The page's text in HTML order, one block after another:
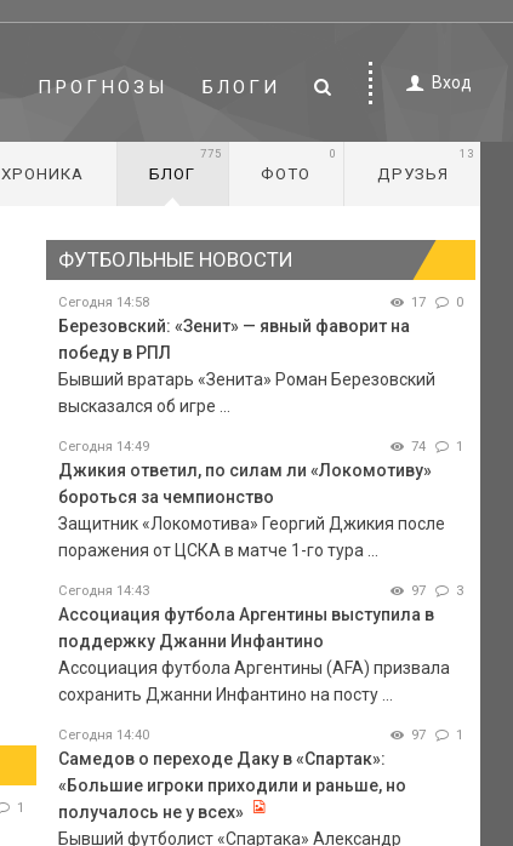
ПРОГНОЗЫ БЛОГИ Вход
ХРОНИКА БЛОГ
775
ФОТО
0
ДРУЗЬЯ
13
1
ФУТБОЛЬНЫЕ НОВОСТИ
Сегодня 14:58 17 0
Березовский: «Зенит» — явный фаворит на
победу в РПЛ
Бывший вратарь «Зенита» Роман Березовский
высказался об игре ...
Сегодня 14:49 74 1
Джикия ответил, по силам ли «Локомотиву»
бороться за чемпионство
Защитник «Локомотива» Георгий Джикия после
поражения от ЦСКА в матче 1-го тура ...
Сегодня 14:43 97 3
Ассоциация футбола Аргентины выступила в
поддержку Джанни Инфантино
Ассоциация футбола Аргентины (AFA) призвала
сохранить Джанни Инфантино на посту ...
Сегодня 14:40 97 1
Самедов о переходе Даку в «Спартак»:
«Большие игроки приходили и раньше, но
получалось не у всех»
Бывший футболист «Спартака» Александр